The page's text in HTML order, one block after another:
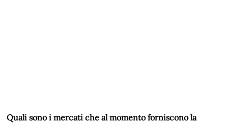
Quali sono i mercati che al momento forniscono la